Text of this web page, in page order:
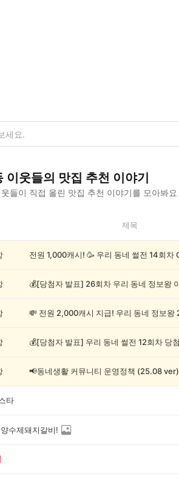
이웃들의 맛집 추천 이야기
들이 직접 올린 맛집 추천 이야기를 모아봐요
제목
📢동네생활 커뮤니티 운영정책 (25.08 ver)
타
수제돼지갈비!